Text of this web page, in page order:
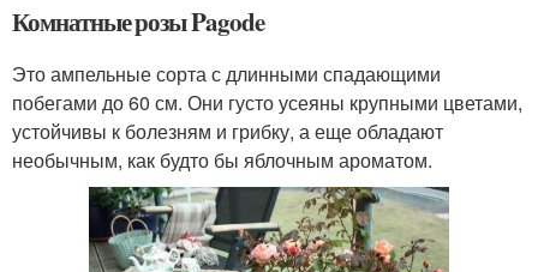
Комнатные розы Pagode
Это ампельные сорта с длинными спадающими
побегами до 60 см. Они густо усеяны крупными цветами,
устойчивы к болезням и грибку, а еще обладают
необычным, как будто бы яблочным ароматом.